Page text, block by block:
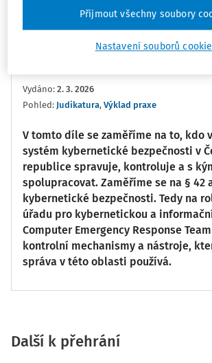
Informace Přepis Související
Vydáno: 2. 3. 2026
Pohled: Judikatura, Výklad praxe
V tomto díle se zaměříme na to, kdo
systém kybernetické bezpečnosti v
republice spravuje, kontroluje a s
spolupracovat. Zaměříme se na § 42
kybernetické bezpečnosti. Tedy na
úřadu pro kybernetickou a
Computer Emergency Response Team
kontrolní mechanismy a nástroje,
správa v této oblasti používá.
Další k přehrání
Nastavení souborů cookie
Přijmout všechny soubory